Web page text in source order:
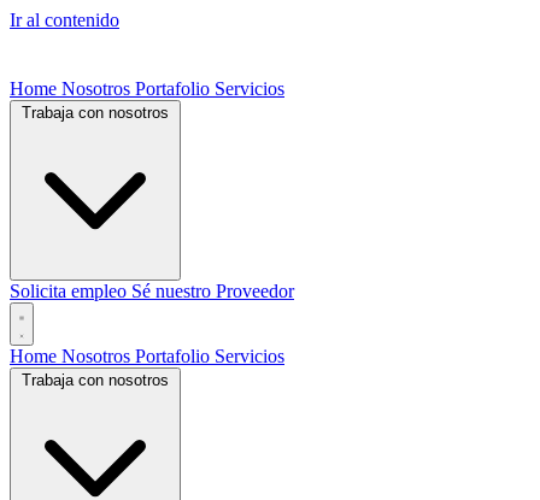
Ir al contenido
Home Nosotros Portafolio Servicios
Solicita empleo Sé nuestro Proveedor
Home Nosotros Portafolio Servicios